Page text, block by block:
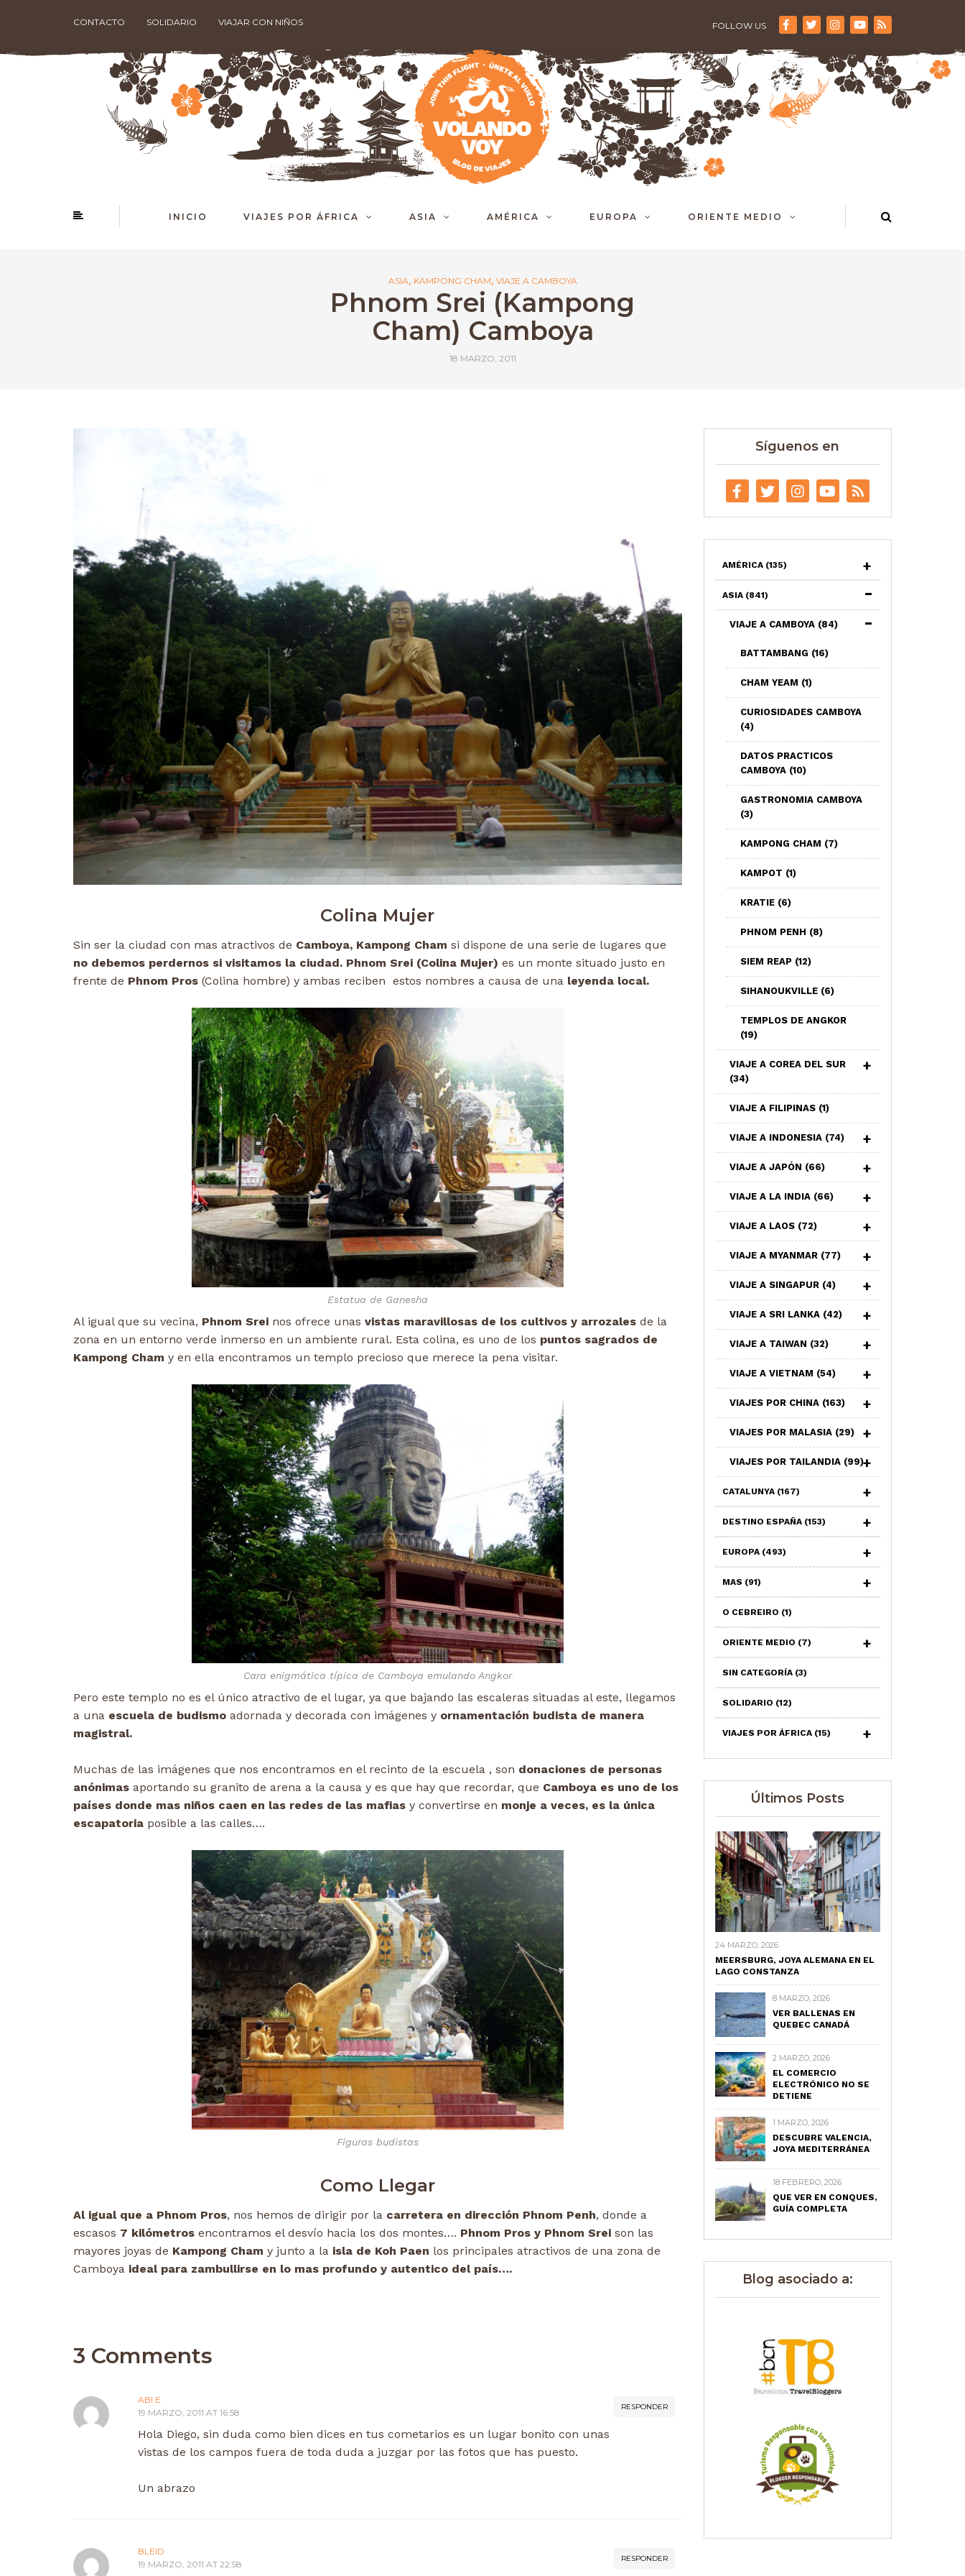
CONTACTO SOLIDARIO VIAJAR CON NIÑOS FOLLOW US
INICIO VIAJES POR ÁFRICA ASIA AMÉRICA EUROPA ORIENTE MEDIO
ASIA, KAMPONG CHAM, VIAJE A CAMBOYA
Phnom Srei (Kampong
Cham) Camboya
18 MARZO, 2011
Colina Mujer
Sin ser la ciudad con mas atractivos de Camboya, Kampong Cham si dispone de una serie de lugares que
no debemos perdernos si visitamos la ciudad. Phnom Srei (Colina Mujer) es un monte situado justo en
frente de Phnom Pros (Colina hombre) y ambas reciben estos nombres a causa de una leyenda local.
Estatua de Ganesha
Al igual que su vecina, Phnom Srei nos ofrece unas vistas maravillosas de los cultivos y arrozales de la
zona en un entorno verde inmerso en un ambiente rural. Esta colina, es uno de los puntos sagrados de
Kampong Cham y en ella encontramos un templo precioso que merece la pena visitar.
Cara enigmática típica de Camboya emulando Angkor
Pero este templo no es el único atractivo de el lugar, ya que bajando las escaleras situadas al este, llegamos
a una escuela de budismo adornada y decorada con imágenes y ornamentación budista de manera
magistral.
Muchas de las imágenes que nos encontramos en el recinto de la escuela , son donaciones de personas
anónimas aportando su granito de arena a la causa y es que hay que recordar, que Camboya es uno de los
países donde mas niños caen en las redes de las mafias y convertirse en monje a veces, es la única
escapatoria posible a las calles….
Figuras budistas
Como Llegar
Al igual que a Phnom Pros, nos hemos de dirigir por la carretera en dirección Phnom Penh, donde a
escasos 7 kilómetros encontramos el desvío hacia los dos montes…. Phnom Pros y Phnom Srei son las
mayores joyas de Kampong Cham y junto a la isla de Koh Paen los principales atractivos de una zona de
Camboya ideal para zambullirse en lo mas profundo y autentico del país….
3 Comments
RESPONDER
ABI E.
19 MARZO, 2011 AT 16:58
Hola Diego, sin duda como bien dices en tus cometarios es un lugar bonito con unas
vistas de los campos fuera de toda duda a juzgar por las fotos que has puesto.
Un abrazo
RESPONDER
BLEID
19 MARZO, 2011 AT 22:58
Síguenos en
AMÉRICA (135)
ASIA (841)
VIAJE A CAMBOYA (84)
BATTAMBANG (16)
CHAM YEAM (1)
CURIOSIDADES CAMBOYA
(4)
DATOS PRACTICOS
CAMBOYA (10)
GASTRONOMIA CAMBOYA
(3)
KAMPONG CHAM (7)
KAMPOT (1)
KRATIE (6)
PHNOM PENH (8)
SIEM REAP (12)
SIHANOUKVILLE (6)
TEMPLOS DE ANGKOR
(19)
VIAJE A COREA DEL SUR
(34)
VIAJE A FILIPINAS (1)
VIAJE A INDONESIA (74)
VIAJE A JAPÓN (66)
VIAJE A LA INDIA (66)
VIAJE A LAOS (72)
VIAJE A MYANMAR (77)
VIAJE A SINGAPUR (4)
VIAJE A SRI LANKA (42)
VIAJE A TAIWAN (32)
VIAJE A VIETNAM (54)
VIAJES POR CHINA (163)
VIAJES POR MALASIA (29)
VIAJES POR TAILANDIA (99)
CATALUNYA (167)
DESTINO ESPAÑA (153)
EUROPA (493)
MAS (91)
O CEBREIRO (1)
ORIENTE MEDIO (7)
SIN CATEGORÍA (3)
SOLIDARIO (12)
VIAJES POR ÁFRICA (15)
Últimos Posts
24 MARZO, 2026
MEERSBURG, JOYA ALEMANA EN EL
LAGO CONSTANZA
8 MARZO, 2026
VER BALLENAS EN
QUEBEC CANADÁ
2 MARZO, 2026
EL COMERCIO
ELECTRÓNICO NO SE
DETIENE
1 MARZO, 2026
DESCUBRE VALENCIA,
JOYA MEDITERRÁNEA
18 FEBRERO, 2026
QUE VER EN CONQUES,
GUÍA COMPLETA
Blog asociado a: